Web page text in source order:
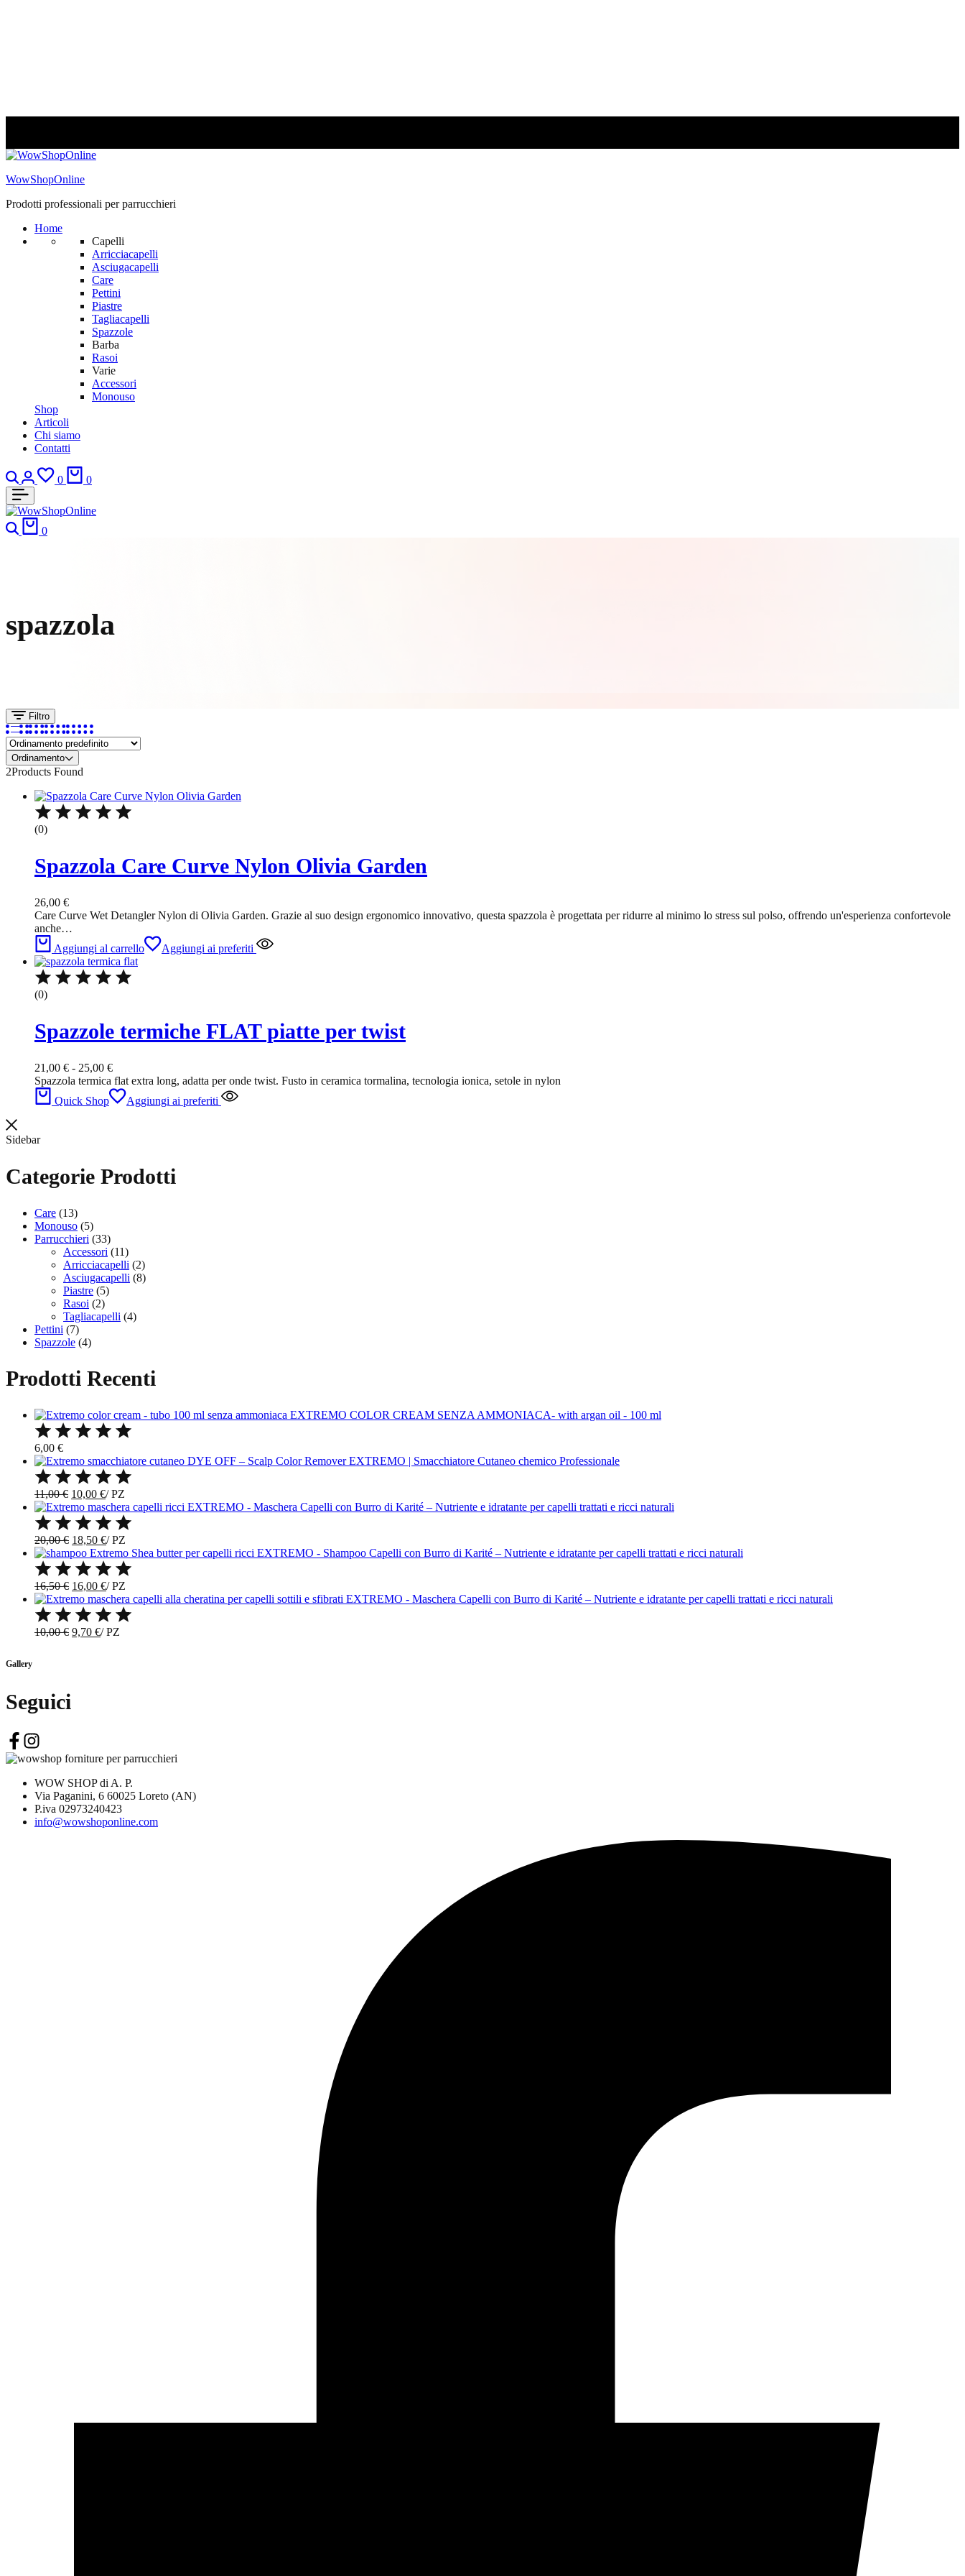
WowShopOnline
Prodotti professionali per parrucchieri
Home
Capelli
Arricciacapelli
Asciugacapelli
Care
Pettini
Piastre
Tagliacapelli
Spazzole
Barba
Rasoi
Varie
Accessori
Monouso
Shop
Articoli
Chi siamo
Contatti
CercaLogin
0
Wishlist
0
Cerca
0
spazzola
Filtro
Ordinamento
2Products Found
(0)
Spazzola Care Curve Nylon Olivia Garden
26,00 €
Care Curve Wet Detangler Nylon di Olivia Garden. Grazie al suo design ergonomico innovativo, questa spazzola è progettata per ridurre al minimo lo stress sul polso, offrendo un'esperienza confortevole
anche…
Aggiungi al carrello
Aggiungi ai preferiti
(0)
Spazzole termiche FLAT piatte per twist
21,00 € - 25,00 €Fascia
di
prezzo:
da
Spazzola termica flat extra long, adatta per onde twist. Fusto in ceramica tormalina, tecnologia ionica, setole in nylon
Quick Shop
Aggiungi ai preferiti
Sidebar
Categorie Prodotti
Care (13)
Monouso (5)
Parrucchieri (33)
Accessori (11)
Arricciacapelli (2)
Asciugacapelli (8)
Piastre (5)
Rasoi (2)
Tagliacapelli (4)
Pettini (7)
Spazzole (4)
Prodotti Recenti
EXTREMO COLOR CREAM SENZA AMMONIACA- with argan oil - 100 ml
6,00 €
DYE OFF – Scalp Color Remover EXTREMO | Smacchiatore Cutaneo chemico Professionale
11,00€ Il
prezzo
originale
era:
11,00 €.
10,00 €Il
prezzo
attuale
è:
10,00 €.
/PZ
EXTREMO - Maschera Capelli con Burro di Karité – Nutriente e idratante per capelli trattati e ricci naturali
20,00€ Il
prezzo
originale
era:
20,00 €.
18,50 €Il
prezzo
attuale
è:
18,50 €.
/PZ
EXTREMO - Shampoo Capelli con Burro di Karité – Nutriente e idratante per capelli trattati e ricci naturali
16,50€ Il
prezzo
originale
era:
16,50 €.
16,00 €Il
prezzo
attuale
è:
16,00 €.
/PZ
EXTREMO - Maschera Capelli con Burro di Karité – Nutriente e idratante per capelli trattati e ricci naturali
10,00€ Il
9,70 €Il
/PZ
Gallery
Seguici
WOW SHOP di A. P.
Via Paganini, 6 60025 Loreto (AN)
P.iva 02973240423
info@wowshoponline.com